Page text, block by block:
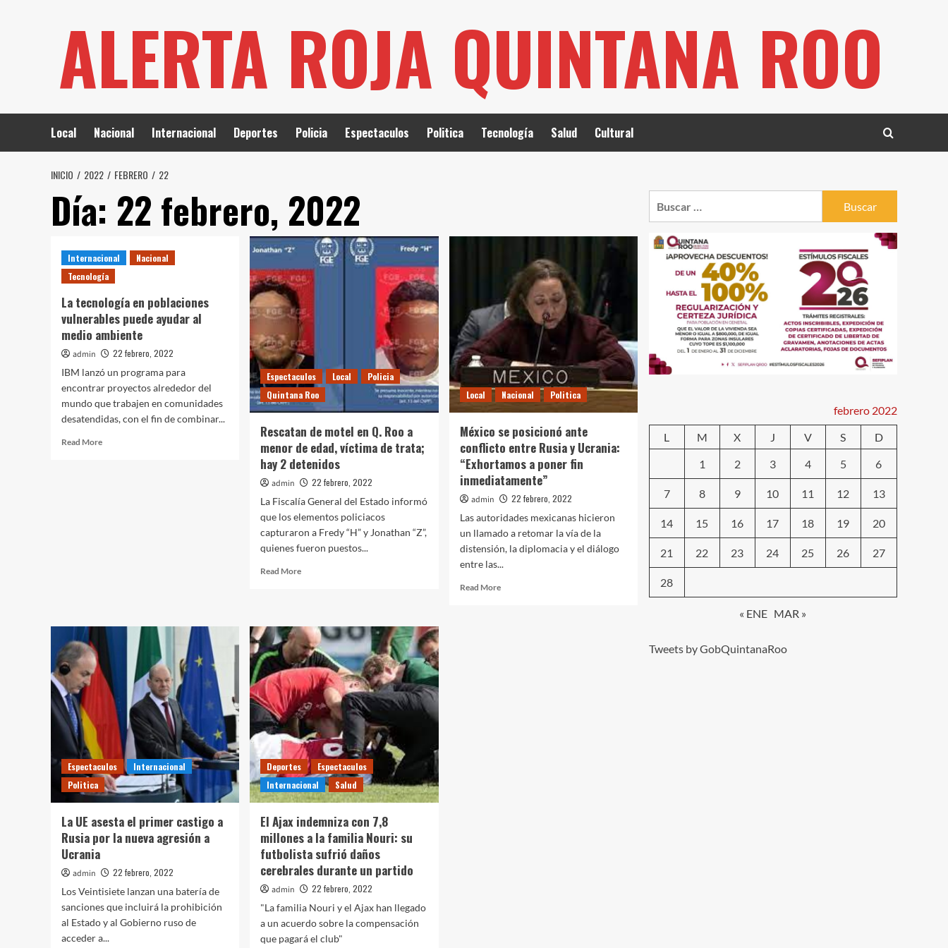
ALERTA ROJA QUINTANA ROO
Local Nacional Internacional Deportes Policia Espectaculos Politica Tecnología Salud Cultural
INICIO 2022 FEBRERO 22
Día: 22 febrero, 2022
Internacional
Nacional
Tecnología
La tecnología en poblaciones
vulnerables puede ayudar al
medio ambiente
admin
22 febrero, 2022
IBM lanzó un programa para
encontrar proyectos alrededor del
mundo que trabajen en comunidades
desatendidas, con el fin de combinar...
Read MoreRead
Espectaculos Local
Policia
Quintana Roo
Rescatan de motel en Q. Roo a
menor de edad, víctima de trata;
hay 2 detenidos
admin
22 febrero, 2022
La Fiscalía General del Estado informó
que los elementos policiacos
capturaron a Fredy “H” y Jonathan “Z”,
quienes fueron puestos...
Read MoreRead
motel
en
Q.
Roo
a
menor
de
edad,
víctima
de
trata;
hay
Local Nacional Politica
México se posicionó ante
conflicto entre Rusia y Ucrania:
“Exhortamos a poner fin
inmediatamente”
admin
22 febrero, 2022
Las autoridades mexicanas hicieron
un llamado a retomar la vía de la
distensión, la diplomacia y el diálogo
entre las...
Read MoreRead
Espectaculos
Internacional
Politica
La UE asesta el primer castigo a
Rusia por la nueva agresión a
Ucrania
admin
22 febrero, 2022
Los Veintisiete lanzan una batería de
sanciones que incluirá la prohibición
al Estado y al Gobierno ruso de
acceder a...
Deportes
Espectaculos
Internacional
Salud
El Ajax indemniza con 7,8
millones a la familia Nouri: su
futbolista sufrió daños
cerebrales durante un partido
admin
22 febrero, 2022
"La familia Nouri y el Ajax han llegado
a un acuerdo sobre la compensación
que pagará el club"
febrero 2022
L
M X J V S
D
1
2 3 4 5 6
7 8 9 10 11 12 13
14 15 16 17 18 19 20
21 22 23 24 25 26 27
28
« ENE MAR »
Tweets by GobQuintanaRoo